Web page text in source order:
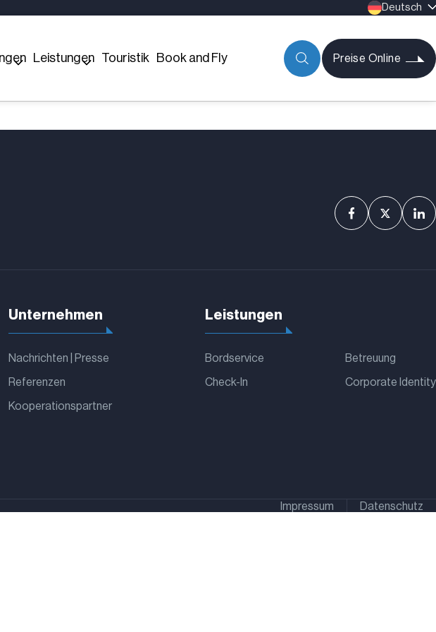
Deutsch
Leistungen Touristik Book and Fly Preise Online
Unternehmen
Nachrichten | Presse
Referenzen
Kooperationspartner
Leistungen
Bordservice
Check-In
Betreuung
Corporate Identity
Impressum Datenschutz